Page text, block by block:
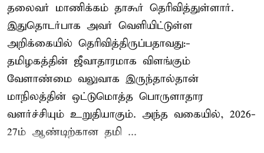
தலைவர் மாணிக்கம் தாகூர் தெரிவித்துள்ளார்.
இதுதொடர்பாக அவர் வெளியிட்டுள்ள
அறிக்கையில் தெரிவித்திருப்பதாவது:-
தமிழகத்தின் ஜீவாதாரமாக விளங்கும்
வேளாண்மை வலுவாக இருந்தால்தான்
மாநிலத்தின் ஒட்டுமொத்த பொருளாதார
வளர்ச்சியும் உறுதியாகும். அந்த வகையில், 2026-
27ம் ஆண்டிற்கான தமி ...